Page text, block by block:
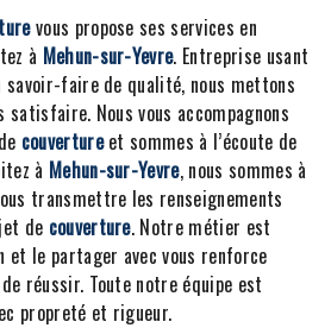
vous propose ses services en
à Mehun-sur-Yevre. Entreprise usant
savoir-faire de qualité, nous mettons
satisfaire. Nous vous accompagnons
couvertureet sommes à l’écoute de
à Mehun-sur-Yevre, nous sommes à
transmettre les renseignements
de couverture. Notre métier est
et le partager avec vous renforce
réussir. Toute notre équipe est
propreté et rigueur.